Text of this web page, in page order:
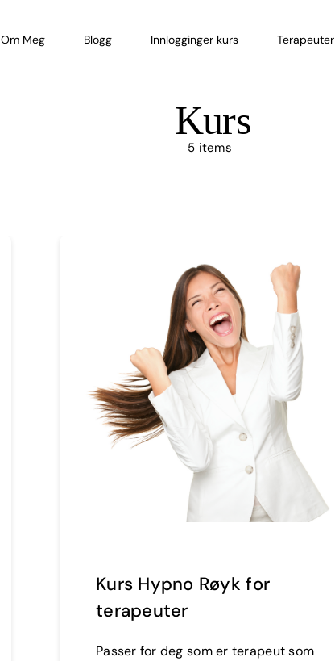
Om Meg Blogg Innlogginger kurs Terapeuter
Kurs
5 items
Kurs Hypno Røyk for
terapeuter
Passer for deg som er terapeut som